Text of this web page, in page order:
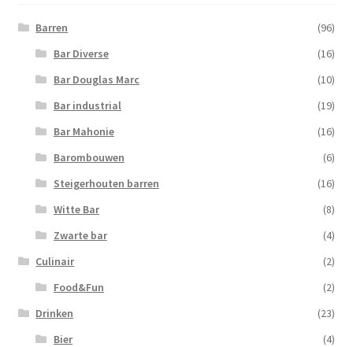
Barren
(96)
Bar Diverse
(16)
Bar Douglas Marc
(10)
Bar industrial
(19)
Bar Mahonie
(16)
Barombouwen
(6)
Steigerhouten barren
(16)
Witte Bar
(8)
Zwarte bar
(4)
Culinair
(2)
Food&Fun
(2)
Drinken
(23)
Bier
(4)